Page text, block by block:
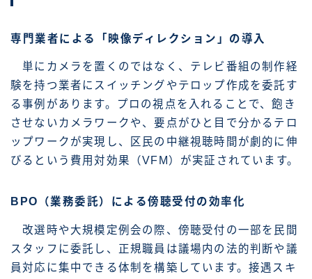
専門業者による「映像ディレクション」の導入
単にカメラを置くのではなく、テレビ番組の制作経
験を持つ業者にスイッチングやテロップ作成を委託す
る事例があります。プロの視点を入れることで、飽き
させないカメラワークや、要点がひと目で分かるテロ
ップワークが実現し、区民の中継視聴時間が劇的に伸
びるという費用対効果（VFM）が実証されています。
BPO（業務委託）による傍聴受付の効率化
改選時や大規模定例会の際、傍聴受付の一部を民間
スタッフに委託し、正規職員は議場内の法的判断や議
員対応に集中できる体制を構築しています。接遇スキ